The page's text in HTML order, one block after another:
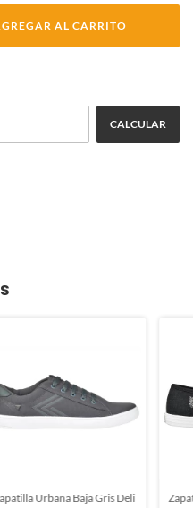
CALCULAR
Cemento Wembly (0803)
Urbana Baja Gris Deli (7332)